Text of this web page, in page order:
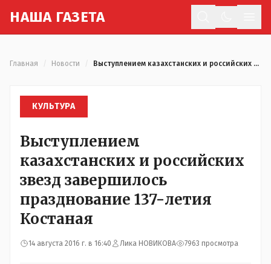
НАША ГАЗЕТА
Главная Новости Выступлением казахстанских и российских звезд завершилось празднование 137-летия Костаная
КУЛЬТУРА
Выступлением
казахстанских и российских
звезд завершилось
празднование 137-летия
Костаная
14 августа 2016 г. в 16:40 Лика НОВИКОВА 7963 просмотра